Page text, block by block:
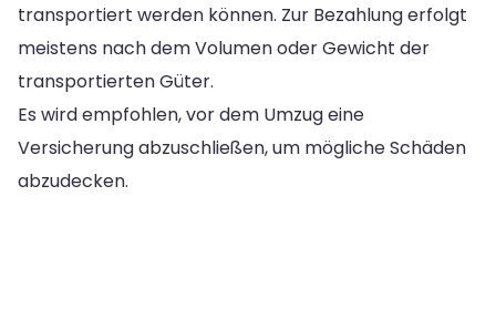
transportiert werden können. Zur Bezahlung erfolgt
meistens nach dem Volumen oder Gewicht der
transportierten Güter.
Es wird empfohlen, vor dem Umzug eine
Versicherung abzuschließen, um mögliche Schäden
abzudecken.